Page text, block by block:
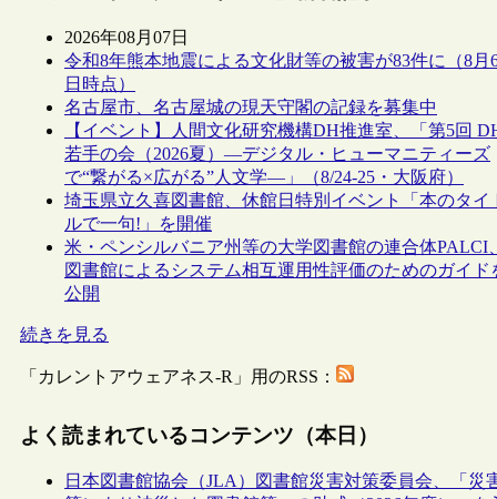
2026年08月07日
令和8年熊本地震による文化財等の被害が83件に（8月
日時点）
名古屋市、名古屋城の現天守閣の記録を募集中
【イベント】人間文化研究機構DH推進室、「第5回
若手の会（2026夏）―デジタル・ヒューマニティーズ
で“繋がる×広がる”人文学―」（8/24-25・大阪府）
埼玉県立久喜図書館、休館日特別イベント「本のタイ
ルで一句!」を開催
米・ペンシルバニア州等の大学図書館の連合体PALCI、
図書館によるシステム相互運用性評価のためのガイド
公開
続きを見る
「カレントアウェアネス-R」用のRSS：
よく読まれているコンテンツ（本日）
日本図書館協会（JLA）図書館災害対策委員会、「災